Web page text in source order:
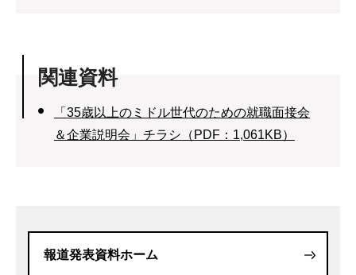
関連資料
「35歳以上のミドル世代のための就職面接会
＆企業説明会」チラシ（PDF：1,061KB）
報道発表資料ホーム